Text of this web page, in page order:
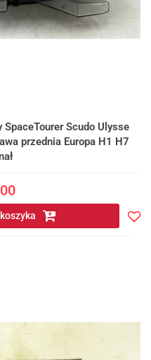
Scudo Ulysse
przednia Europa H1 H7